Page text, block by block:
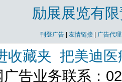
励展展览有
刊登广告 友情链接 广告代
收藏夹 把美迪
告业务联系：